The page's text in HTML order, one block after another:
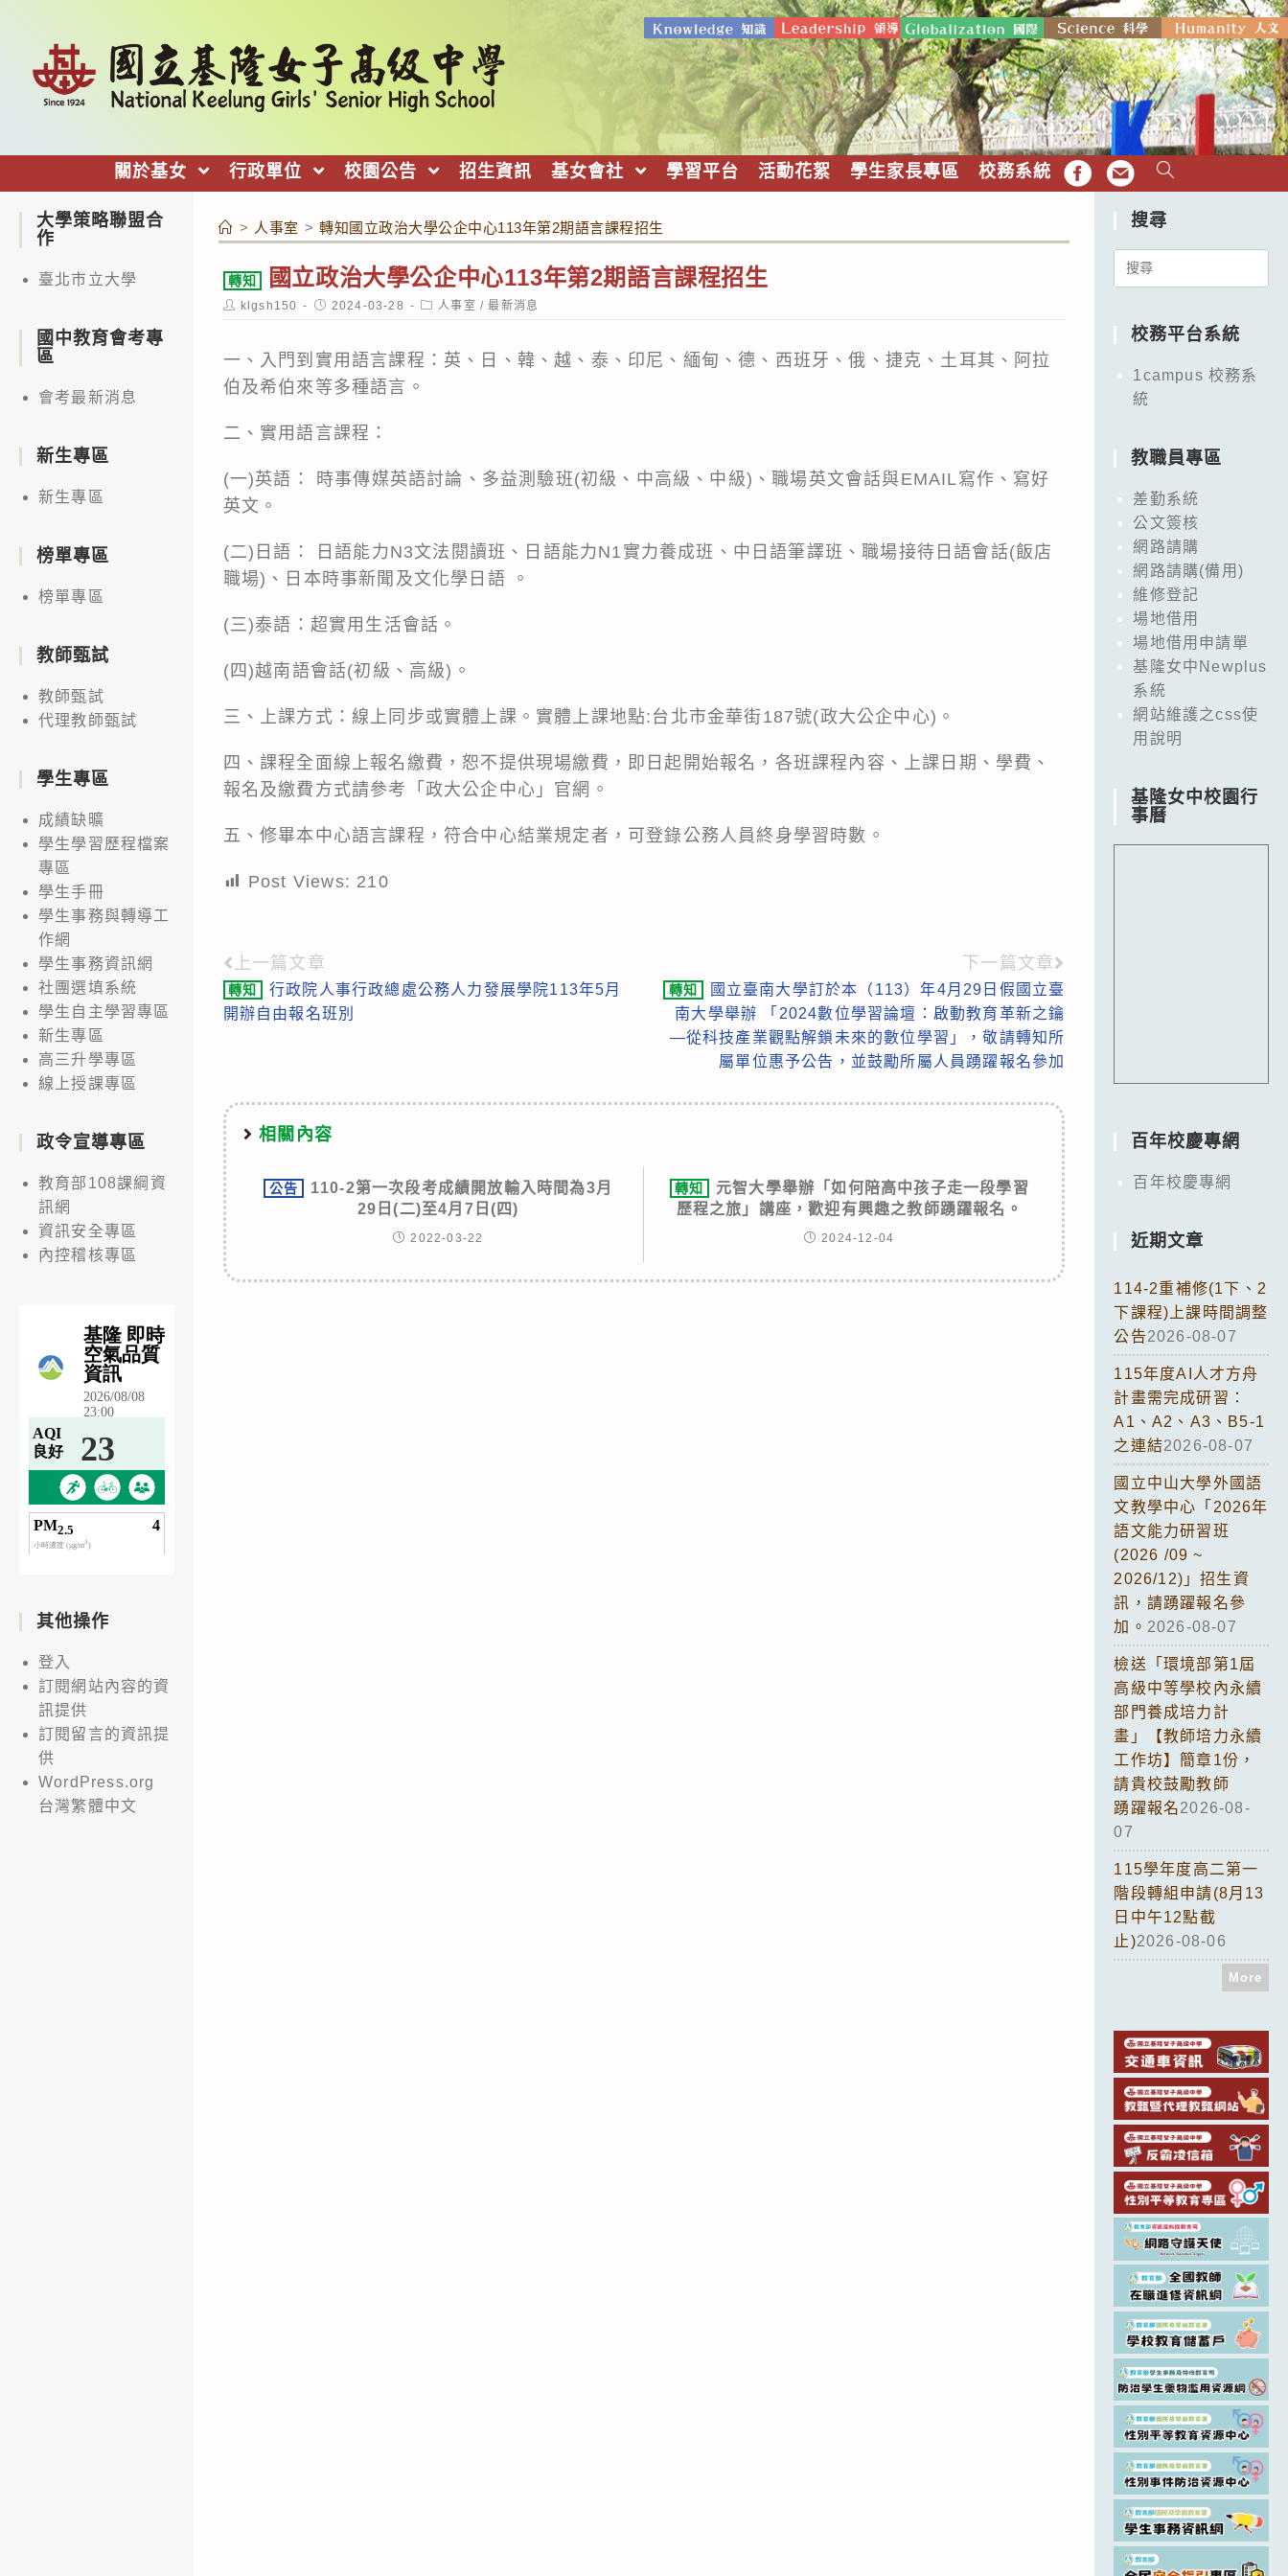
關於基女 行政單位 校園公告 招生資訊 基女會社 學習平台 活動花絮 學生家長專區 校務系統 FB EMAIL
> 人事室 > 轉知國立政治大學公企中心113年第2期語言課程招生
轉知 國立政治大學公企中心113年第2期語言課程招生
Post
author:
klgsh150
Post
published:
2024-03-28
Post
category:
人事室 / 最新消息
一、入門到實用語言課程：英、日、韓、越、泰、印尼、緬甸、德、西班牙、俄、捷克、土耳其、阿拉
伯及希伯來等多種語言。
二、實用語言課程：
(一)英語： 時事傳媒英語討論、多益測驗班(初級、中高級、中級)、職場英文會話與EMAIL寫作、寫好
英文。
(二)日語： 日語能力N3文法閱讀班、日語能力N1實力養成班、中日語筆譯班、職場接待日語會話(飯店
職場)、日本時事新聞及文化學日語 。
(三)泰語：超實用生活會話。
(四)越南語會話(初級、高級)。
三、上課方式：線上同步或實體上課。實體上課地點:台北市金華街187號(政大公企中心)。
四、課程全面線上報名繳費，恕不提供現場繳費，即日起開始報名，各班課程內容、上課日期、學費、
報名及繳費方式請參考「政大公企中心」官網。
五、修畢本中心語言課程，符合中心結業規定者，可登錄公務人員終身學習時數。
Post Views: 210
Read
more
上一篇文章
轉知
行政院人事行政總處公務人力發展學院113年5月
開辦自由報名班別
下一篇文章
轉知
國立臺南大學訂於本（113）年4月29日假國立臺
南大學舉辦 「2024數位學習論壇：啟動教育革新之鑰
—從科技產業觀點解鎖未來的數位學習」，敬請轉知所
屬單位惠予公告，並鼓勵所屬人員踴躍報名參加
相關內容
公告
110-2第一次段考成績開放輸入時間為3月
29日(二)至4月7日(四)
2022-03-22
轉知
元智大學舉辦「如何陪高中孩子走一段學習
歷程之旅」講座，歡迎有興趣之教師踴躍報名。
2024-12-04
大學策略聯盟合
作
臺北市立大學
國中教育會考專
區
會考最新消息
新生專區
新生專區
榜單專區
榜單專區
教師甄試
教師甄試
代理教師甄試
學生專區
成績缺曠
學生學習歷程檔案
專區
學生手冊
學生事務與轉導工
作網
學生事務資訊網
社團選填系統
學生自主學習專區
新生專區
高三升學專區
線上授課專區
政令宣導專區
教育部108課綱資
訊網
資訊安全專區
內控稽核專區
其他操作
登入
訂閱網站內容的資
訊提供
訂閱留言的資訊提
供
WordPress.org
台灣繁體中文
搜尋
Search
校務平台系統
1campus 校務系
統
教職員專區
差勤系統
公文簽核
網路請購
網路請購(備用)
維修登記
場地借用
場地借用申請單
基隆女中Newplus
系統
網站維護之css使
用說明
基隆女中校園行
事曆
百年校慶專網
百年校慶專網
近期文章
114-2重補修(1下、2
下課程)上課時間調整
公告2026-08-07
115年度AI人才方舟
計畫需完成研習：
A1、A2、A3、B5-1
之連結2026-08-07
國立中山大學外國語
文教學中心「2026年
語文能力研習班
(2026 /09 ~
2026/12)」招生資
訊，請踴躍報名參
加。 2026-08-07
檢送「環境部第1屆
高級中等學校內永續
部門養成培力計
畫」【教師培力永續
工作坊】簡章1份，
請貴校鼓勵教師
踴躍報名2026-08-
07
115學年度高二第一
階段轉組申請(8月13
日中午12點截
止)2026-08-06
More